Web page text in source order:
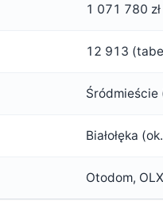
1 071 780
12 913
Śródmieście
Białołęka
Otodom,